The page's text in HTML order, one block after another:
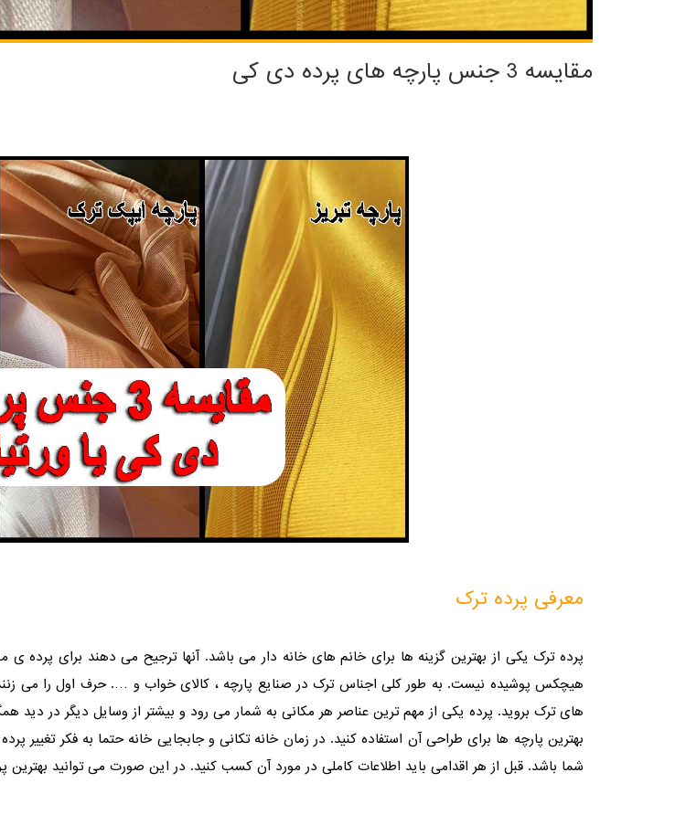
مقایسه 3 جنس پارچه های پرده دی کی
معرفی پرده ترک
پرده ترک یکی از بهترین گزینه ها برای خانم های خانه دار می باشد. آن­ها ترجیح می دهند برای پرده ی
هیچکس پوشیده نیست. به طور کلی اجناس ترک در صنایع پارچه ، کالای خواب و …. حرف اول را می زنند.
های ترک بروید. پرده یکی از مهم ترین عناصر هر مکانی به شمار می رود و بیشتر از وسایل دیگر در دید
بهترین پارچه ها برای طراحی آن استفاده کنید. در زمان خانه تکانی و جابجایی خانه حتما به فکر تغییر
شما باشد. قبل از هر اقدامی باید اطلاعات کاملی در مورد آن کسب کنید. در این صورت می توانید بهترین